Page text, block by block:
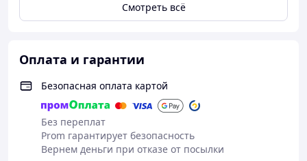
Смотреть всё
Оплата и гарантии
Безопасная оплата картой
Без переплат
Prom гарантирует безопасность
Вернем деньги при отказе от посылки